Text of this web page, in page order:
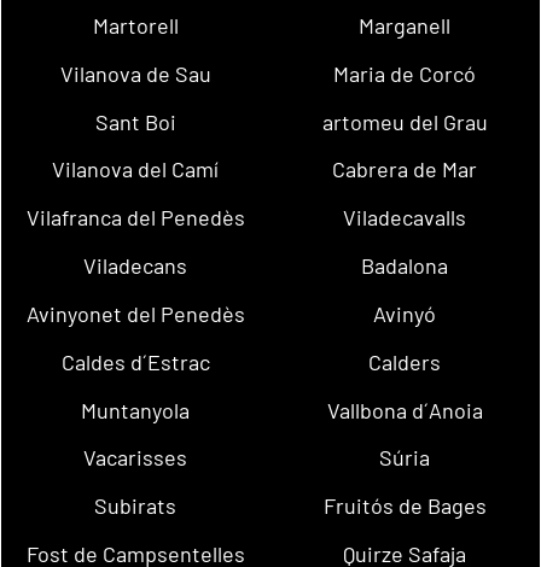
Martorell
Marganell
Vilanova de Sau
Maria de Corcó
Sant Boi
artomeu del Grau
Vilanova del Camí
Cabrera de Mar
Vilafranca del Penedès
Viladecavalls
Viladecans
Badalona
Avinyonet del Penedès
Avinyó
Caldes d´Estrac
Calders
Muntanyola
Vallbona d´Anoia
Vacarisses
Súria
Subirats
Fruitós de Bages
Fost de Campsentelles
Quirze Safaja